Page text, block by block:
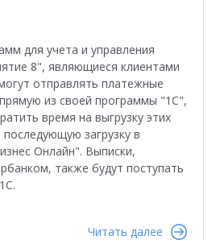
для учета и управления
8", являющиеся клиентами
отправлять платежные
из своей программы "1С",
время на выгрузку этих
загрузку в
Онлайн". Выписки,
также будут поступать
Читать далее